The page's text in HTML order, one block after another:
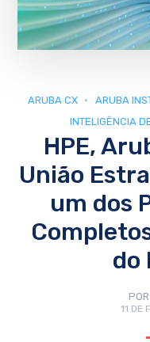
ARUBA CX ARUBA
INTELIGÊNCIA
HPE,
União
um dos
do
POR
11 DE